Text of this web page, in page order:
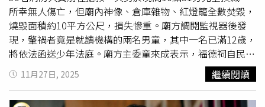
禮，希望大家不但可以參加總統府前的元旦升旗，也歡迎參
加國民黨中央黨部前的升旗典禮，希望明天開始又是新的一
頁、新的開始，祝大家新的一年健康快樂、心想事成，
2026年大選國民黨一定要全面勝利！
所幸無人傷亡，但廟內神像、倉庫雜物、紅燈籠全數焚毀，
燒毀面積約10平方公尺，損失慘重。廟方調閱監視器後發
現，肇禍者竟是就讀機構的兩名男童，其中一名已滿12歲，
將依法函送少年法庭。廟方主委童來成表示，福德祠自民國
87年建立以來，一直是地方信仰中心，此次火災對社區影響
重大，原本希望了解原因，卻沒想到是孩童蓄意縱火。監視
畫面顯示，兩名孩子在廟內玩火，發現火勢蔓延後便逃離現
11月27日, 2025 繼續閱讀